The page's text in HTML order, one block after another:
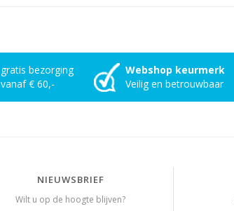
gratis bezorging
vanaf € 60,-
Webshop keurmerk
Veilig en betrouwbaar
NIEUWSBRIEF
Wilt u op de hoogte blijven?